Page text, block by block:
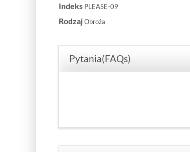
Indeks PLEASE-09
RodzajObroża
Pytania(FAQs)